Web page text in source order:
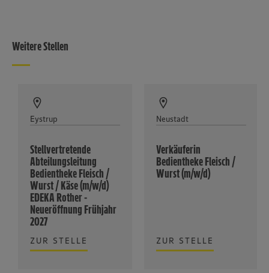
Weitere Stellen
Eystrup
Stellvertretende
Abteilungsleitung
Bedientheke Fleisch /
Wurst / Käse (m/w/d)
EDEKA Rother -
Neueröffnung Frühjahr
2027
ZUR STELLE
Neustadt
Verkäuferin
Bedientheke Fleisch /
Wurst (m/w/d)
ZUR STELLE